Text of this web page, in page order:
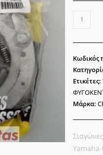
ΣΙΑΓΩΝΕΣ
YAMAHA
CRYPTON-
X
135
CC
APIDO
Κωδικός
Ετικέτες:
Μάρκα:
Yamaha